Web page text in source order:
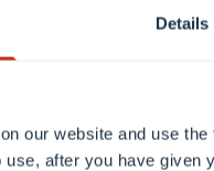
Details
our website and use
after you have
unterstützen,